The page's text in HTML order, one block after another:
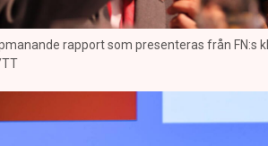
rapport som presenteras från FN:s